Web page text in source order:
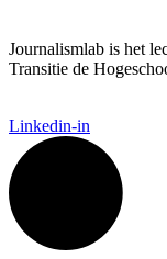
Journalismlab is het
Transitie de
Linkedin-in